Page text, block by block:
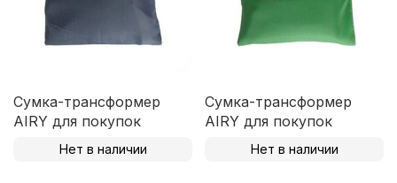
Сумка-трансформер
AIRY для покупок
Нет в наличии
Сумка-трансформер
AIRY для покупок
Нет в наличии